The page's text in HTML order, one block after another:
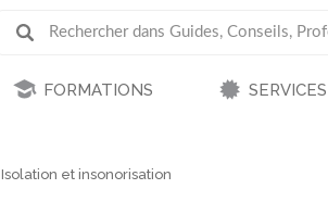
FORMATIONS SERVICES
Isolation et insonorisation